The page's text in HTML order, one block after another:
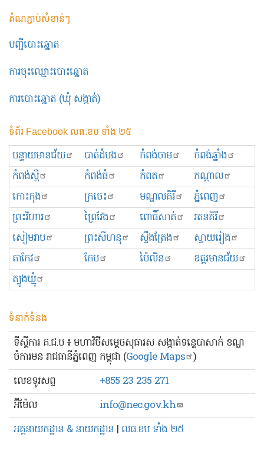
តំណភ្ជាប់សំខាន់ៗ
បញ្ជីបោះឆ្នោត
ការចុះឈ្មោះបោះឆ្នោត
ការបោះឆ្នោត (ឃុំ សង្កាត់)
ទំព័រ Facebook លធ.ខប ទាំង ២៥
បន្ទាយមានជ័យ បាត់ដំបង កំពង់ចាម
កំពង់ឆ្នាំង
កំពង់ស្ពឺ
កំពង់ធំ កំពត
កណ្ដាល
កោះកុង
ក្រចេះ មណ្ឌលគិរី
ភ្នំពេញ
ព្រះ​វិហារ
ព្រៃវែង ពោធិ៍សាត់
រតនគិរី
សៀមរាប
ព្រះសីហនុ ស្ទឹងត្រែង
ស្វាយរៀង
តាកែវ
កែប ប៉ៃលិន
ឧត្ដរមានជ័យ
ត្បូងឃ្មុំ
ទំនាក់ទំនង
ទីស្ដីការ គ.ជ.ប ៖ មហាវិថីសម្ដេចសុធារស សង្កាត់ទន្លេបាសាក់ ខណ្ឌ
ចំការមន រាជធានីភ្នំពេញ កម្ពុជា (Google Maps )
លេខ​ទូរសព្ទ
+855 23 235 271
អ៊ីម៉ែល
info@nec.gov.kh
អគ្គនាយកដ្ឋាន & នាយកដ្ឋាន | លធ.ខប ទាំង ២៥